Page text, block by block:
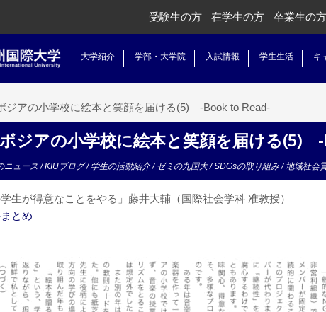
受験生の方 在学生の方 卒業生の方
大学紹介 学部・大学院 入試情報 学生生活 キ
ジアの小学校に絵本と笑顔を届ける(5) -Book to Read-
ジアの小学校に絵本と笑顔を届ける(5) -
ニュース/KIUブログ/学生の活動紹介/ゼミの九国大/SDGsの取り組み/地域社会
学生が得意なことをやる」藤井大輔（国際社会学科 准教授）
とめ